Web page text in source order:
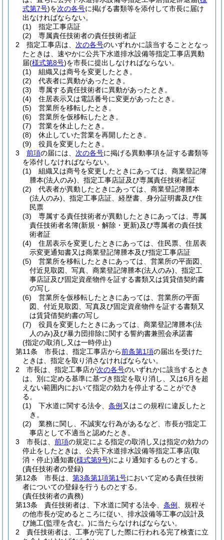
式第7号)を次の各号に掲げる書類等を添付して市長に届け
出なければならない。
(1)
指定工事店証
(2)
専属責任技術者の責任技術者証
2
指定工事店は、 次の各号のいずれかに該当することとなっ
たときは、速やかに公共下水道排水設備等指定工事店異動
届(様式第8号)を市長に提出しなければならない。
(1)
組織又は商号を変更したとき。
(2)
代表者に異動があったとき。
(3)
専属する責任技術者に異動があったとき。
(4)
住居表示又は電話番号に変更があったとき。
(5)
営業所を移転したとき。
(6)
営業所を仮移転したとき。
(7)
営業を休止したとき。
(8)
休止していた営業を再開したとき。
(9)
役員を変更したとき。
3
前項の届には、 次の各号に掲げる異動事項を証する書類等
を添付しなければならない。
(1)
組織又は商号を変更したときにあっては、商業登記簿
謄本(法人のみ) 、指定工事店証及び専属責任技術者証
(2)
代表者が異動したときにあっては、商業登記簿謄本
(法人のみ) 、指定工事店証、経歴書、身分証明書及び住
民票
(3)
専属する責任技術者が異動したときにあっては、専属
責任技術者名簿(新規・解除・更新)及び専属者の責任技
術者証
(4)
住居表示を変更したときにあっては、住民票、住居表
示変更通知書又は商業登記簿謄本及び指定工事店証
(5)
営業所を移転したときにあっては、営業所の平面図、
付近見取図、写真、商業登記簿謄本(法人のみ) 、指定工
事店証及び固定資産物件を証する書類又は賃貸借契約書
の写し
(6)
営業所を仮移転したときにあっては、営業所の平面
図、付近見取図、写真及び固定資産物件を証する書類又
は賃貸借契約書の写し
(7)
役員を変更したときにあっては、商業登記簿謄本(法
人のみ)及び暴力団排除に関する誓約書兼照会承諾書
(指定の取消し又は一時停止)
第11条
市長は、指定工事店から前条第1項の届出を受けた
ときは、指定を取り消さなければならない。
2
市長は、指定工事店が次の各号のいずれかに該当するとき
は、別に定める基準に基づき指定を取り消し、又は6月を超
えない範囲内において指定の効力を停止することができ
る。
(1)
下水道に関する法令、 条例 又はこの規程に違反したと
き。
(2)
業務に関し、不誠実な行為があるなど、市長が指定工
事店として不適当と認めたとき。
3
市長は、 前項の規定による指定の取消し又は指定の効力の
停止をしたときは、公共下水道排水設備等指定工事店(取
消・停止)通知書(様式第9号)により通知するものとする。
(責任技術者の登録)
第12条
市長は、 第3条第1項第1号において定める責任技術
者についての登録を行うものとする。
(責任技術者の責務)
第13条
責任技術者は、下水道に関する法令、 条例
、規程そ
の他市長が定めるところに従い、排水設備等工事の設計及
び施工(監理を含む。)に当たらなければならない。
2
責任技術者は、工事が完了した際に行われる完了検査に立